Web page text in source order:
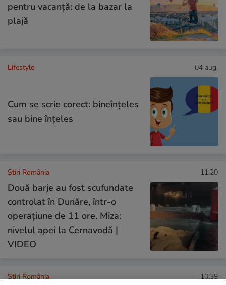
pentru vacanță: de la bazar la
plajă
Lifestyle 04 aug.
Cum se scrie corect: bineînțeles
sau bine înțeles
Știri România 11:20
Două barje au fost scufundate
controlat în Dunăre, într-o
operațiune de 11 ore. Miza:
nivelul apei la Cernavodă |
VIDEO
Știri România 10:39